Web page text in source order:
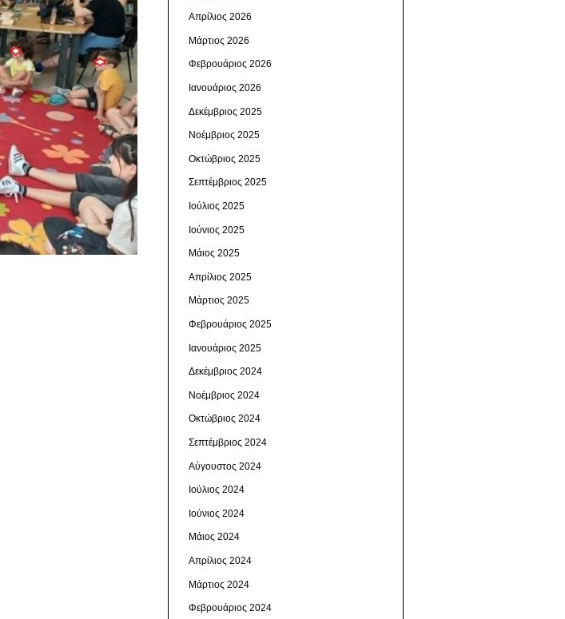
Απρίλιος 2026
Μάρτιος 2026
Φεβρουάριος 2026
Ιανουάριος 2026
Δεκέμβριος 2025
Νοέμβριος 2025
Οκτώβριος 2025
Σεπτέμβριος 2025
Ιούλιος 2025
Ιούνιος 2025
Μάιος 2025
Απρίλιος 2025
Μάρτιος 2025
Φεβρουάριος 2025
Ιανουάριος 2025
Δεκέμβριος 2024
Νοέμβριος 2024
Οκτώβριος 2024
Σεπτέμβριος 2024
Αύγουστος 2024
Ιούλιος 2024
Ιούνιος 2024
Μάιος 2024
Απρίλιος 2024
Μάρτιος 2024
Φεβρουάριος 2024